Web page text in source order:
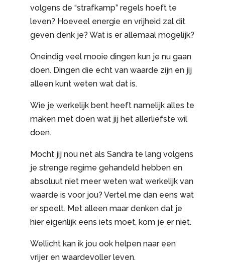
volgens de “strafkamp” regels hoeft te
leven? Hoeveel energie en vrijheid zal dit
geven denk je? Wat is er allemaal mogelijk?
Oneindig veel mooie dingen kun je nu gaan
doen. Dingen die echt van waarde zijn en jij
alleen kunt weten wat dat is.
Wie je werkelijk bent heeft namelijk alles te
maken met doen wat jij het allerliefste wil
doen.
Mocht jij nou net als Sandra te lang volgens
je strenge regime gehandeld hebben en
absoluut niet meer weten wat werkelijk van
waarde is voor jou? Vertel me dan eens wat
er speelt. Met alleen maar denken dat je
hier eigenlijk eens iets moet, kom je er niet.
Wellicht kan ik jou ook helpen naar een
vrijer en waardevoller leven.